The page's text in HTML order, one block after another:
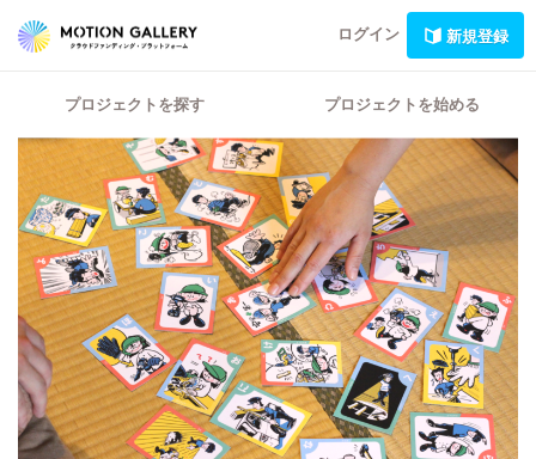
ログイン 新規登録
プロジェクトを探す プロジェクトを始める